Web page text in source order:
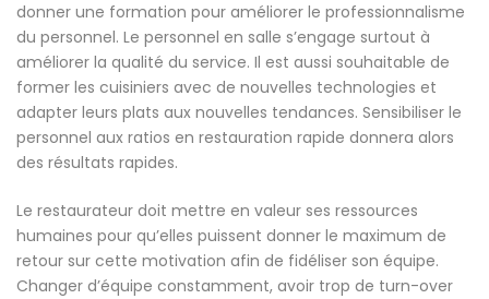
donner une formation pour améliorer le professionnalisme
du personnel. Le personnel en salle s’engage surtout à
améliorer la qualité du service. Il est aussi souhaitable de
former les cuisiniers avec de nouvelles technologies et
adapter leurs plats aux nouvelles tendances. Sensibiliser le
personnel aux ratios en restauration rapide donnera alors
des résultats rapides.
Le restaurateur doit mettre en valeur ses ressources
humaines pour qu’elles puissent donner le maximum de
retour sur cette motivation afin de fidéliser son équipe.
Changer d’équipe constamment, avoir trop de turn-over